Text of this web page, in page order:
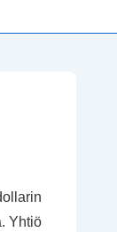
Yhtiö